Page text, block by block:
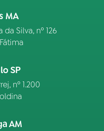
MA
Silva, nº 126
SP
nº 1.200
AM